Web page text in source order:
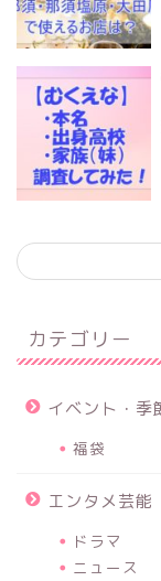
カテゴリー
イベント・季
福袋
エンタメ芸能
ドラマ
ニュース